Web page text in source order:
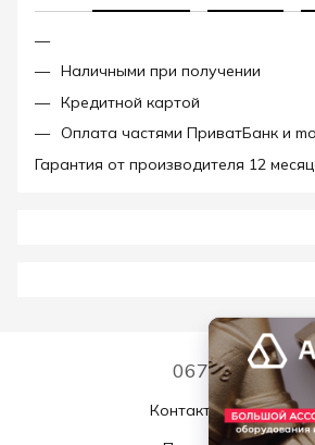
Наличными при получении
Кредитной картой
Оплата частями ПриватБанк и
Гарантия от производителя 12
067 339 7768
Контактная